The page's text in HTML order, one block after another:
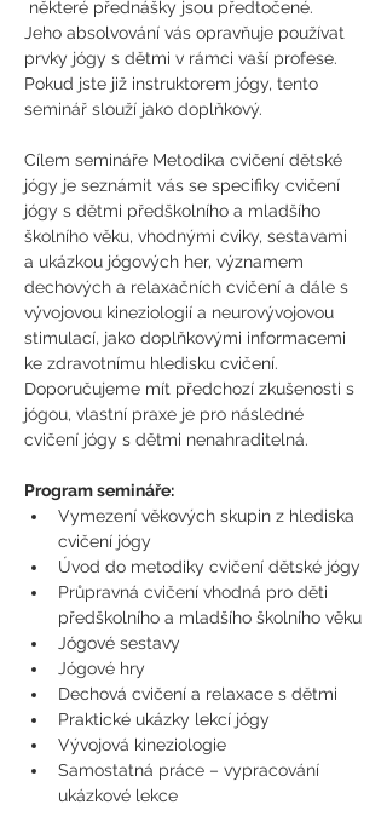
některé přednášky jsou předtočené.
Jeho absolvování vás opravňuje používat
prvky jógy s dětmi v rámci vaší profese.
Pokud jste již instruktorem jógy, tento
seminář slouží jako doplňkový.
Cílem semináře Metodika cvičení dětské
jógy je seznámit vás se specifiky cvičení
jógy s dětmi předškolního a mladšího
školního věku, vhodnými cviky, sestavami
a ukázkou jógových her, významem
dechových a relaxačních cvičení a dále s
vývojovou kineziologií a neurovývojovou
stimulací, jako doplňkovými informacemi
ke zdravotnímu hledisku cvičení.
Doporučujeme mít předchozí zkušenosti s
jógou, vlastní praxe je pro následné
cvičení jógy s dětmi nenahraditelná.
Program semináře:
Vymezení věkových skupin z hlediska
cvičení jógy
Úvod do metodiky cvičení dětské jógy
Průpravná cvičení vhodná pro děti
předškolního a mladšího školního věku
Jógové sestavy
Jógové hry
Dechová cvičení a relaxace s dětmi
Praktické ukázky lekcí jógy
Vývojová kineziologie
Samostatná práce – vypracování
ukázkové lekce